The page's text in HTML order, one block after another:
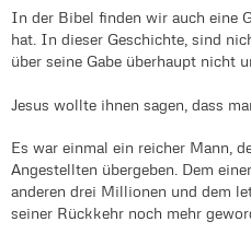
In der Bibel finden wir auch eine
hat. In dieser Geschichte, sind
über seine Gabe überhaupt nicht
Jesus wollte ihnen sagen, dass
Es war einmal ein reicher Mann,
Angestellten übergeben. Dem
anderen drei Millionen und dem
seiner Rückkehr noch mehr